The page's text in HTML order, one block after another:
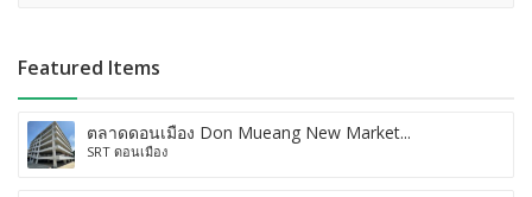
Featured Items
ตลาดดอนเมือง Don Mueang New Market...
SRT ดอนเมือง